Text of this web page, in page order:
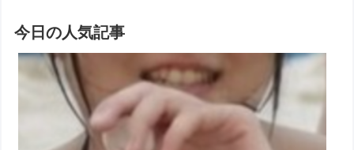
今日の人気記事